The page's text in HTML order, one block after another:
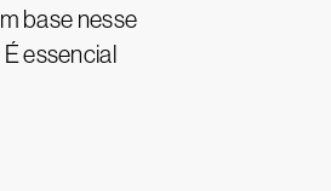
base nesse
essencial